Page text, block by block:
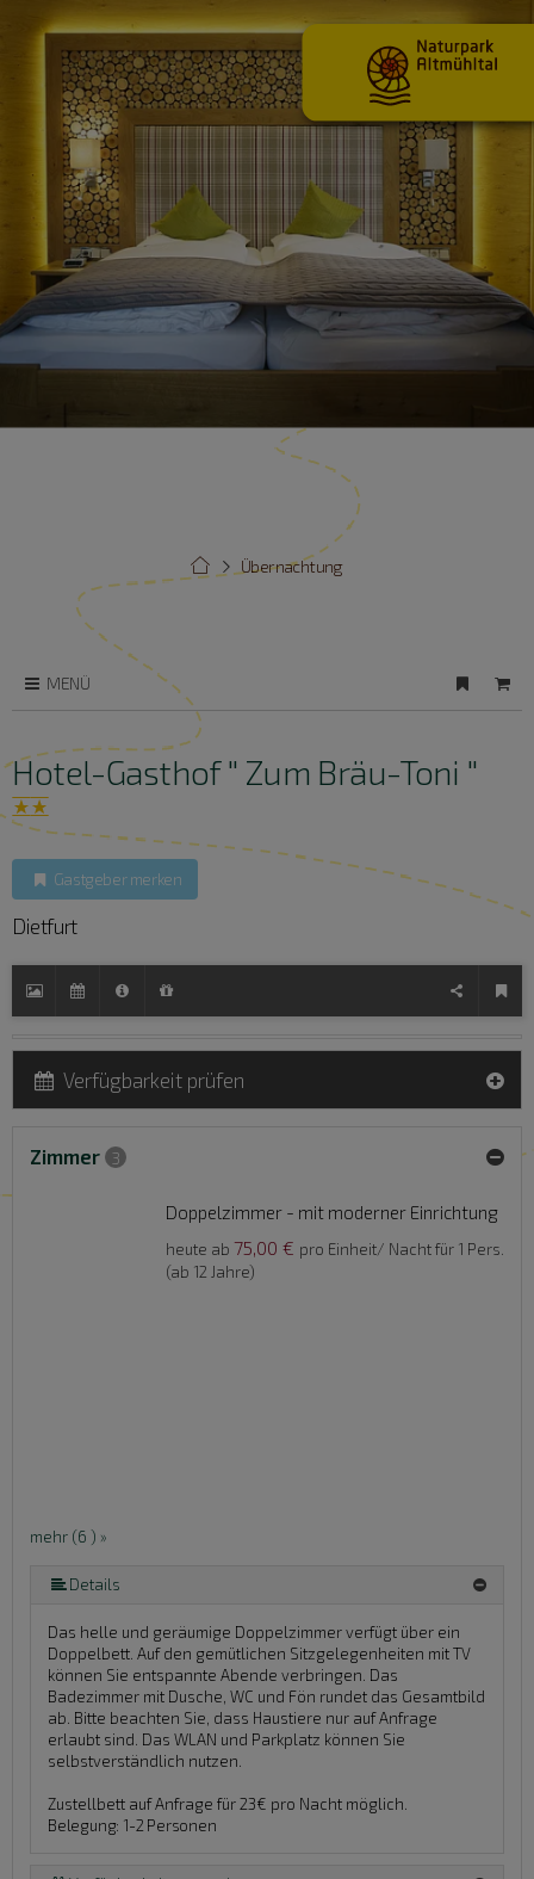
Übernachtung
MENÜ
Hotel-Gasthof " Zum Bräu-Toni "
Gastgeber merken
Dietfurt
Verfügbarkeit prüfen
Zimmer 3
mehr (6 ) »
mehr (6 ) »
mehr (6 ) »
Doppelzimmer - mit moderner Einrichtung
heute ab 75,00 € pro Einheit/ Nacht für 1 Pers.
(ab 12 Jahre)
Details
Das helle und geräumige Doppelzimmer verfügt über ein
Doppelbett. Auf den gemütlichen Sitzgelegenheiten mit TV
können Sie entspannte Abende verbringen. Das
Badezimmer mit Dusche, WC und Fön rundet das Gesamtbild
ab. Bitte beachten Sie, dass Haustiere nur auf Anfrage
erlaubt sind. Das WLAN und Parkplatz können Sie
selbstverständlich nutzen.
Zustellbett auf Anfrage für 23€ pro Nacht möglich.
Belegung: 1-2 Personen